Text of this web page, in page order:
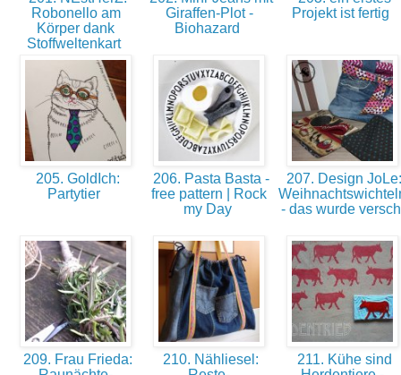
Robonello am
Körper dank
Stoffweltenkart
Giraffen-Plot -
Biohazard
Projekt ist fertig
205. GoldIch:
Partytier
206. Pasta Basta -
free pattern | Rock
my Day
207. Design JoLe:
- das wurde
209. Frau Frieda:
210. Nähliesel:
211. Kühe sind